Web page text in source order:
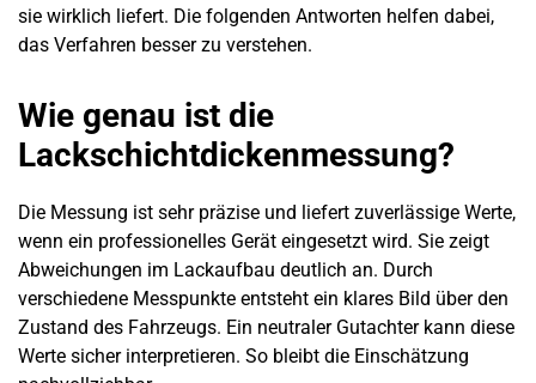
sie wirklich liefert. Die folgenden Antworten helfen dabei,
das Verfahren besser zu verstehen.
Wie genau ist die
Lackschichtdickenmessung?
Die Messung ist sehr präzise und liefert zuverlässige Werte,
wenn ein professionelles Gerät eingesetzt wird. Sie zeigt
Abweichungen im Lackaufbau deutlich an. Durch
verschiedene Messpunkte entsteht ein klares Bild über den
Zustand des Fahrzeugs. Ein neutraler Gutachter kann diese
Werte sicher interpretieren. So bleibt die Einschätzung